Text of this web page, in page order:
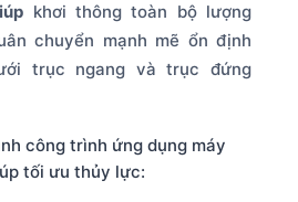
khơi thông toàn bộ lượng
chuyển mạnh mẽ ổn định
trục ngang và trục đứng
công trình ứng dụng máy
tối ưu thủy lực: